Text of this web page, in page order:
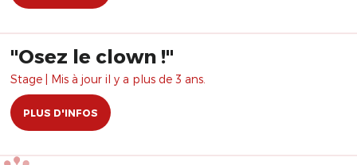
​"Osez le clown !"
Stage | Mis à jour il y a plus de 3 ans.
PLUS D'INFOS